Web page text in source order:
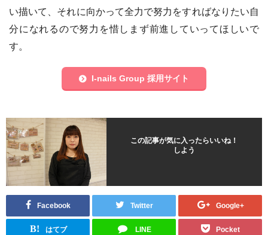
い描いて、それに向かって全力で努力をすればなりたい自
分になれるので努力を惜しまず前進していってほしいで
す。
I-nails Group 採用サイト
この記事が気に入ったらいいね！
しよう
Facebook Twitter Google+
B! はてブ LINE Pocket